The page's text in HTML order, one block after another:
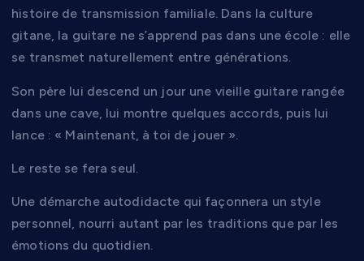
histoire de transmission familiale. Dans la culture
gitane, la guitare ne s’apprend pas dans une école : elle
se transmet naturellement entre générations.
Son père lui descend un jour une vieille guitare rangée
dans une cave, lui montre quelques accords, puis lui
lance : « Maintenant, à toi de jouer ».
Le reste se fera seul.
Une démarche autodidacte qui façonnera un style
personnel, nourri autant par les traditions que par les
émotions du quotidien.